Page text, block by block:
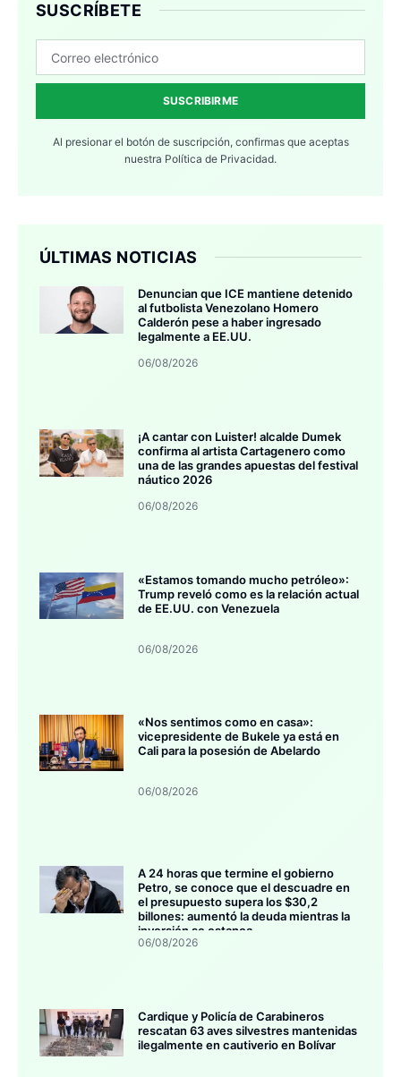
SUSCRÍBETE
SUSCRIBIRME
Al presionar el botón de suscripción, confirmas que aceptas
nuestra Política de Privacidad.
ÚLTIMAS NOTICIAS
Denuncian que ICE mantiene detenido
al futbolista Venezolano Homero
Calderón pese a haber ingresado
legalmente a EE.UU.
06/08/2026
¡A cantar con Luister! alcalde Dumek
confirma al artista Cartagenero como
una de las grandes apuestas del festival
náutico 2026
06/08/2026
«Estamos tomando mucho petróleo»:
Trump reveló como es la relación actual
de EE.UU. con Venezuela
06/08/2026
«Nos sentimos como en casa»:
vicepresidente de Bukele ya está en
Cali para la posesión de Abelardo
06/08/2026
A 24 horas que termine el gobierno
Petro, se conoce que el descuadre en
el presupuesto supera los $30,2
billones: aumentó la deuda mientras la
inversión se estanca
06/08/2026
Cardique y Policía de Carabineros
rescatan 63 aves silvestres mantenidas
ilegalmente en cautiverio en Bolívar